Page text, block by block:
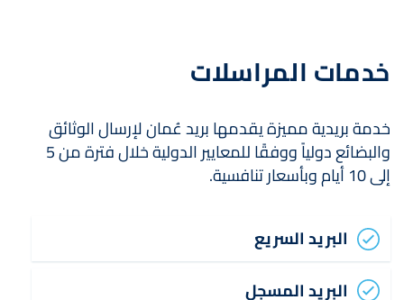
خدمات المراسلات
خدمة بريدية مميزة يقدمها بريد عُمان لإرسال الوثائق
والبضائع دولياً ووفقًا للمعايير الدولية خلال فترة من 5
إلى 10 أيام وبأسعار تنافسية.
البريد السريع
البريد المسجل